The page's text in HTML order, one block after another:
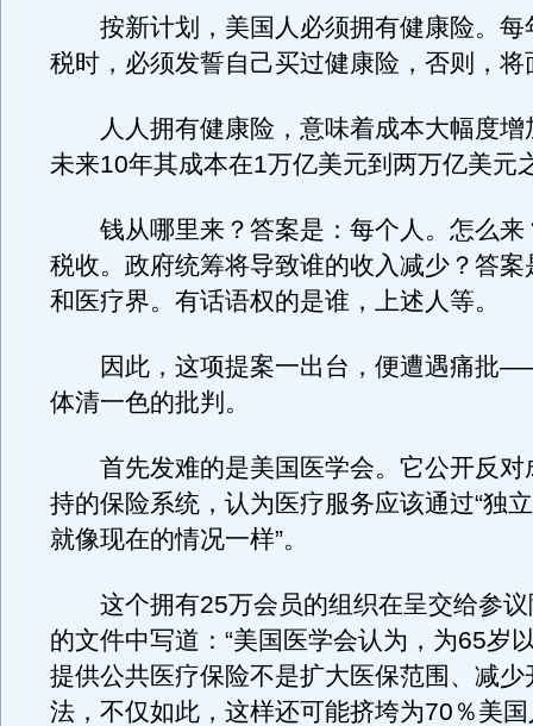
按新计划，美国人必须拥有健康险。每
税时，必须发誓自己买过健康险，否则，将
人人拥有健康险，意味着成本大幅度增
未来10年其成本在1万亿美元到两万亿美元
钱从哪里来？答案是：每个人。怎么来
税收。政府统筹将导致谁的收入减少？答案
和医疗界。有话语权的是谁，上述人等。
因此，这项提案一出台，便遭遇痛批
体清一色的批判。
首先发难的是美国医学会。它公开反对
持的保险系统，认为医疗服务应该通过“独
就像现在的情况一样”。
这个拥有25万会员的组织在呈交给参议
的文件中写道：“美国医学会认为，为65岁
提供公共医疗保险不是扩大医保范围、减少
法，不仅如此，这样还可能挤垮为70％美